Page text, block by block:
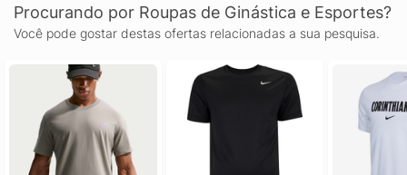
Procurando por Roupas de Ginástica e Esportes?
Você pode gostar destas ofertas relacionadas a sua pesquisa.